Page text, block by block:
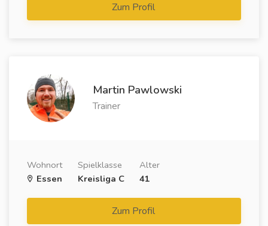
Zum Profil
Martin Pawlowski
Trainer
Wohnort
Essen
Spielklasse
Kreisliga C
Alter
41
Zum Profil